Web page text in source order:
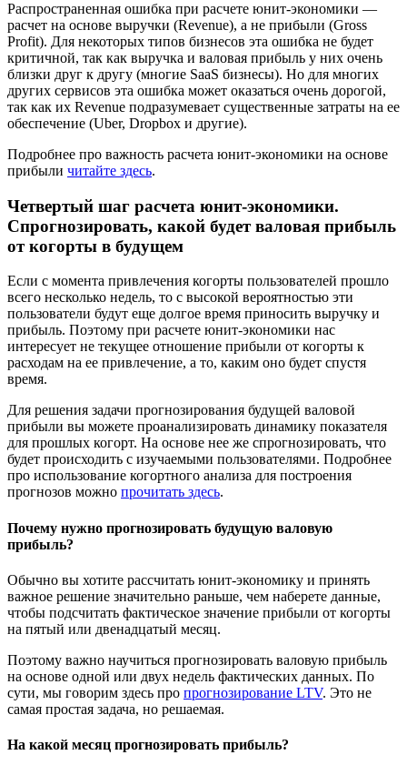
Распространенная ошибка при расчете юнит-экономики —
расчет на основе выручки (Revenue), а не прибыли (Gross
Profit). Для некоторых типов бизнесов эта ошибка не будет
критичной, так как выручка и валовая прибыль у них очень
близки друг к другу (многие SaaS бизнесы). Но для многих
других сервисов эта ошибка может оказаться очень дорогой,
так как их Revenue подразумевает существенные затраты на ее
обеспечение (Uber, Dropbox и другие).
Подробнее про важность расчета юнит-экономики на основе
прибыли читайте здесь.
Четвертый шаг расчета юнит-экономики.
Спрогнозировать, какой будет валовая прибыль
от когорты в будущем
Если с момента привлечения когорты пользователей прошло
всего несколько недель, то с высокой вероятностью эти
пользователи будут еще долгое время приносить выручку и
прибыль. Поэтому при расчете юнит-экономики нас
интересует не текущее отношение прибыли от когорты к
расходам на ее привлечение, а то, каким оно будет спустя
время.
Для решения задачи прогнозирования будущей валовой
прибыли вы можете проанализировать динамику показателя
для прошлых когорт. На основе нее же спрогнозировать, что
будет происходить с изучаемыми пользователями. Подробнее
про использование когортного анализа для построения
прогнозов можно прочитать здесь.
Почему нужно прогнозировать будущую валовую
прибыль?
Обычно вы хотите рассчитать юнит-экономику и принять
важное решение значительно раньше, чем наберете данные,
чтобы подсчитать фактическое значение прибыли от когорты
на пятый или двенадцатый месяц.
Поэтому важно научиться прогнозировать валовую прибыль
на основе одной или двух недель фактических данных. По
сути, мы говорим здесь про прогнозирование LTV. Это не
самая простая задача, но решаемая.
На какой месяц прогнозировать прибыль?